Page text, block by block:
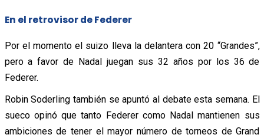
En el retrovisor de Federer
Por el momento el suizo lleva la delantera con 20 “Grandes”,
pero a favor de Nadal juegan sus 32 años por los 36 de
Federer.
Robin Soderling también se apuntó al debate esta semana. El
sueco opinó que tanto Federer como Nadal mantienen sus
ambiciones de tener el mayor número de torneos de Grand